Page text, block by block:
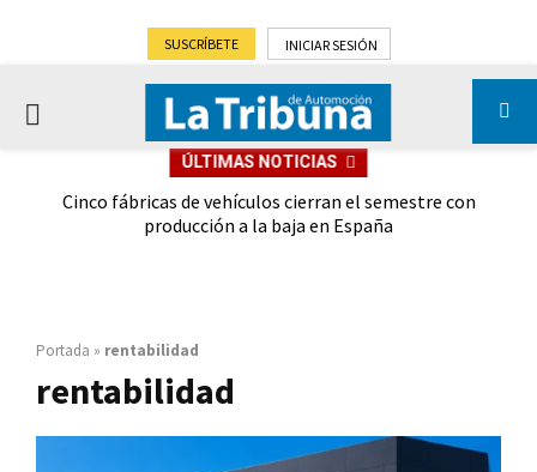
SUSCRÍBETE INICIAR SESIÓN
PRIMARY
ÚLTIMAS NOTICIAS
Cinco fábricas de vehículos cierran el semestre con
producción a la baja en España
Portada » rentabilidad
rentabilidad